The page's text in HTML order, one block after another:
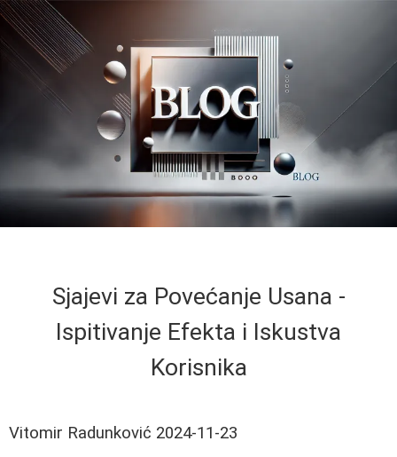
Sjajevi za Povećanje Usana -
Ispitivanje Efekta i Iskustva
Korisnika
Vitomir Radunković 2024-11-23